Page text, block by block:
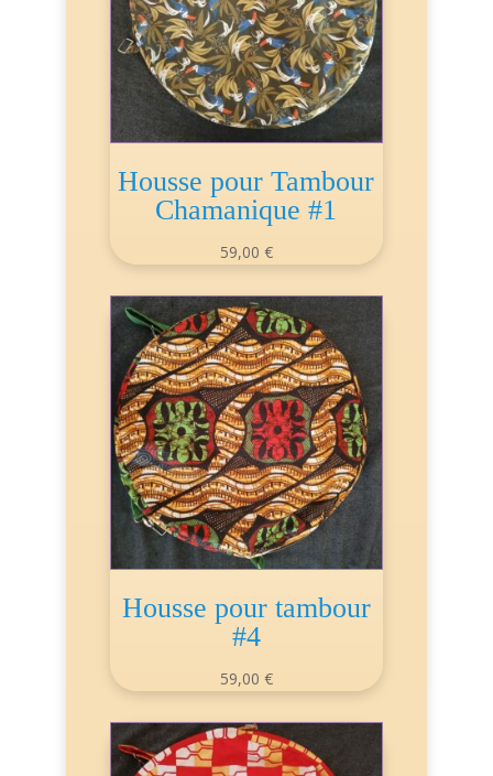
Housse pour Tambour
Chamanique #1
59,00 €
Housse pour tambour
#4
59,00 €